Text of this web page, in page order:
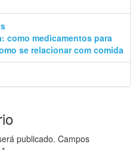
como medicamentos para
se relacionar com comida
publicado. Campos
*